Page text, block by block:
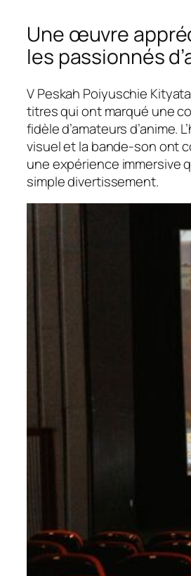
Une œuvre
les passionnés
V Peskah Poiyuschie
titres qui ont marqué une
fidèle d’amateurs d’anime.
visuel et la bande-son ont
une expérience immersive
simple divertissement.